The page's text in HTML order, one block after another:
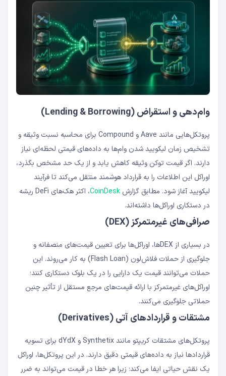
وام‌دهی و استقراض (Lending & Borrowing)
پروتکل‌هایی مانند Aave و Compound برای محاسبه نسبت وثیقه و
تشخیص زمان لیکویید شدن وام‌ها به داده‌های قیمتی لحظه‌ای نیاز
دارند. اگر قیمت توکن وثیقه کاهش یابد و از یک حد مشخص بگذرد،
اوراکل این اطلاعات را به قرارداد هوشمند منتقل می‌کند تا فرآیند
لیکویید آغاز شود. مطابق گزارش CoinDesk
، اکثر هک‌های DeFi ریشه
در دستکاری اوراکل‌ها داشته‌اند.
صرافی‌های غیرمتمرکز (DEX)
در بسیاری از DEXها، اوراکل‌ها برای تعیین قیمت‌های منصفانه و
جلوگیری از حملات فلاش‌لون (Flash Loan) به کار می‌روند. این
حملات می‌توانند قیمت یک دارایی را در یک بلوک دستکاری کنند؛
اوراکل‌های غیرمتمرکز با ارائه قیمت‌های مرجع مستقل از تأثیر چنین
حملاتی جلوگیری می‌کنند.
مشتقات و قراردادهای آتی (Derivatives)
پروتکل‌های مشتقات کریپتو مانند Synthetix و dYdX برای تسویه
قراردادها نیاز به داده‌های قیمتی دقیق دارند. در این پروتکل‌ها، اوراکل
یک نقش حیاتی ایفا می‌کند؛ زیرا هر خطا در قیمت می‌تواند به ضرر